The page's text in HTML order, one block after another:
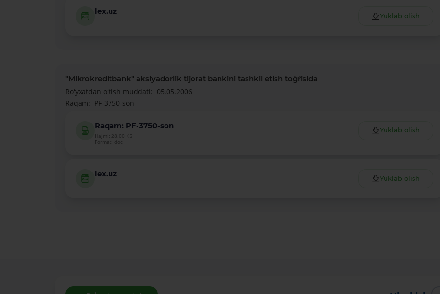
lex.uz
Yuklab olish
"Mikrokreditbank" aksiyadorlik tijorat bankini tashkil etish to`g`risida
Roʻyxatdan oʻtish muddati: 05.05.2006
Raqam: PF-3750-son
Raqam: PF-3750-son
Hajmi: 28.00 КБ
Format: doc
Yuklab olish
lex.uz
Yuklab olish